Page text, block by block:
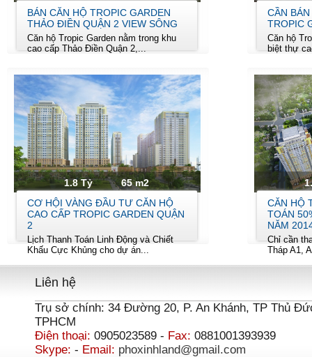
BÁN CĂN HỘ TROPIC GARDEN
THẢO ĐIỀN QUẬN 2 VIEW SÔNG
Căn hộ Tropic Garden nằm trong khu
cao cấp Thảo Điền Quận 2,...
CẦN
TROPIC
Căn hộ
biệt thự
1.8 Tỷ
65 m2
CƠ HỘI VÀNG ĐẦU TƯ CĂN HỘ
CAO CẤP TROPIC GARDEN QUẬN
2
Lịch Thanh Toán Linh Động và Chiết
Khấu Cực Khủng cho dự án...
CĂN HỘ
TOÁN
NĂM
Chỉ cần
Tháp A1,
Liên hệ
Trụ sở chính: 34 Đường 20, P. An Khánh, TP Thủ
TPHCM
Điện thoại: 0905023589 - Fax: 0881001393939
Skype: - Email: phoxinhland@gmail.com